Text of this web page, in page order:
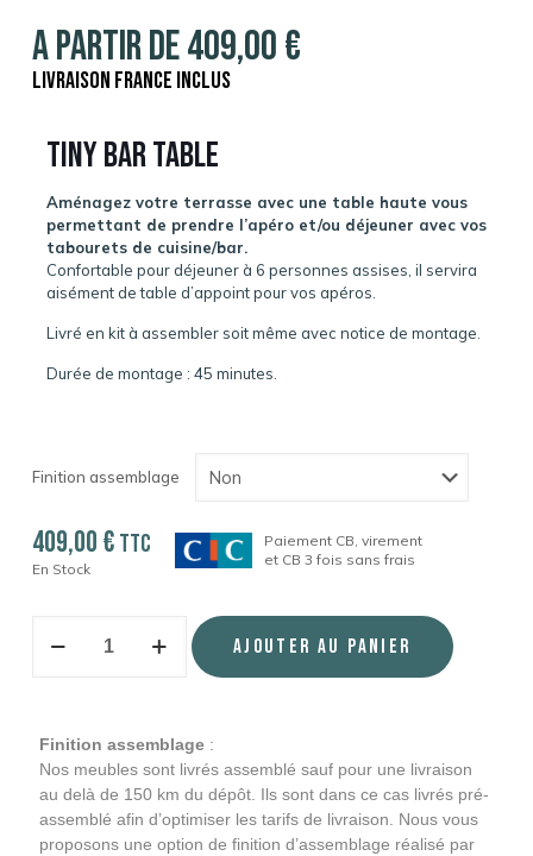
A partir de409,00€
Livraison France inclus
Tiny Bar Table
Aménagez votre terrasse avec une table haute vous
permettant de prendre l’apéro et/ou déjeuner avec vos
tabourets de cuisine/bar.
Confortable pour déjeuner à 6 personnes assises, il servira
aisément de table d’appoint pour vos apéros.
Livré en kit à assembler soit même avec notice de montage.
Durée de montage : 45 minutes.
Finition assemblage
409,00€ TTC
En Stock
Paiement CB, virement
et CB 3 fois sans frais
Ajouter au panier
Finition assemblage:
Nos meubles sont livrés assemblé sauf pour une livraison
au delà de 150 km du dépôt. Ils sont dans ce cas livrés pré-
assemblé afin d’optimiser les tarifs de livraison. Nous vous
proposons une option de finition d’assemblage réalisé par